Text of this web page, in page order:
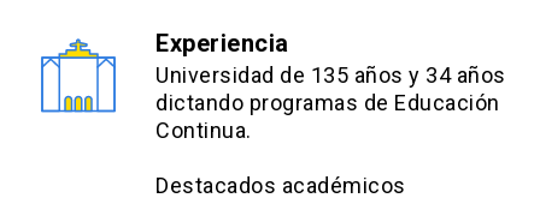
Experiencia
Universidad de 135 años y 34 años
dictando programas de Educación
Continua.
Destacados académicos